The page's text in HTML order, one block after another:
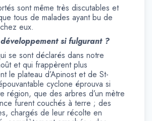
sont même très discutables et
tous de malades ayant bu de
eux.
si fulgurant ?
se sont déclarés dans notre
et qui frappèrent plus
le plateau d’Apinost et de St-
cyclone éprouva si
région, que des arbres d’un mètre
furent couchés à terre ; des
chargés de leur récolte en